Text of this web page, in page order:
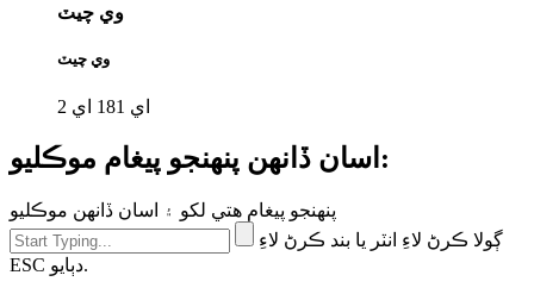
وي چيٽ
وي چيٽ
اي 181 اي 2
اسان ڏانهن پنهنجو پيغام موڪليو:
پنهنجو پيغام هتي لکو ۽ اسان ڏانهن موڪليو
ڳولا ڪرڻ لاءِ انٽر يا بند ڪرڻ لاءِ
ESC دٻايو.